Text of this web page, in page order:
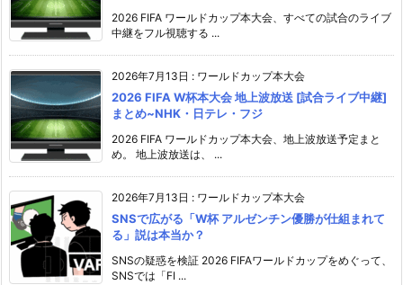
2026 FIFA ワールドカップ本大会、すべての試合のライブ
中継をフル視聴する ...
2026年7月13日 : ワールドカップ本大会
2026 FIFA W杯本大会 地上波放送 [試合ライブ中継]
まとめ~NHK・日テレ・フジ
2026 FIFA ワールドカップ本大会、地上波放送予定まと
め。 地上波放送は、 ...
2026年7月13日 : ワールドカップ本大会
SNSで広がる「W杯 アルゼンチン優勝が仕組まれて
る」説は本当か？
SNSの疑惑を検証 2026 FIFAワールドカップをめぐって、
SNSでは「FI ...